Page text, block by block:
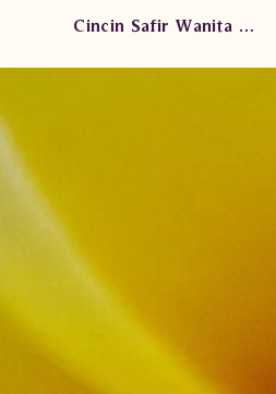
Cincin Safir Wanita DVW.RFS3255 eEts